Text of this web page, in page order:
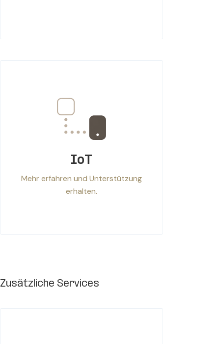
IoT
Mehr erfahren und Unterstützung
erhalten.
Zusätzliche Services